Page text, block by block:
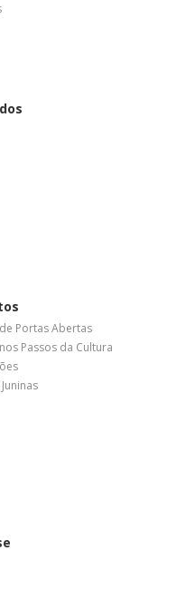
Portas Abertas
Passos da Cultura